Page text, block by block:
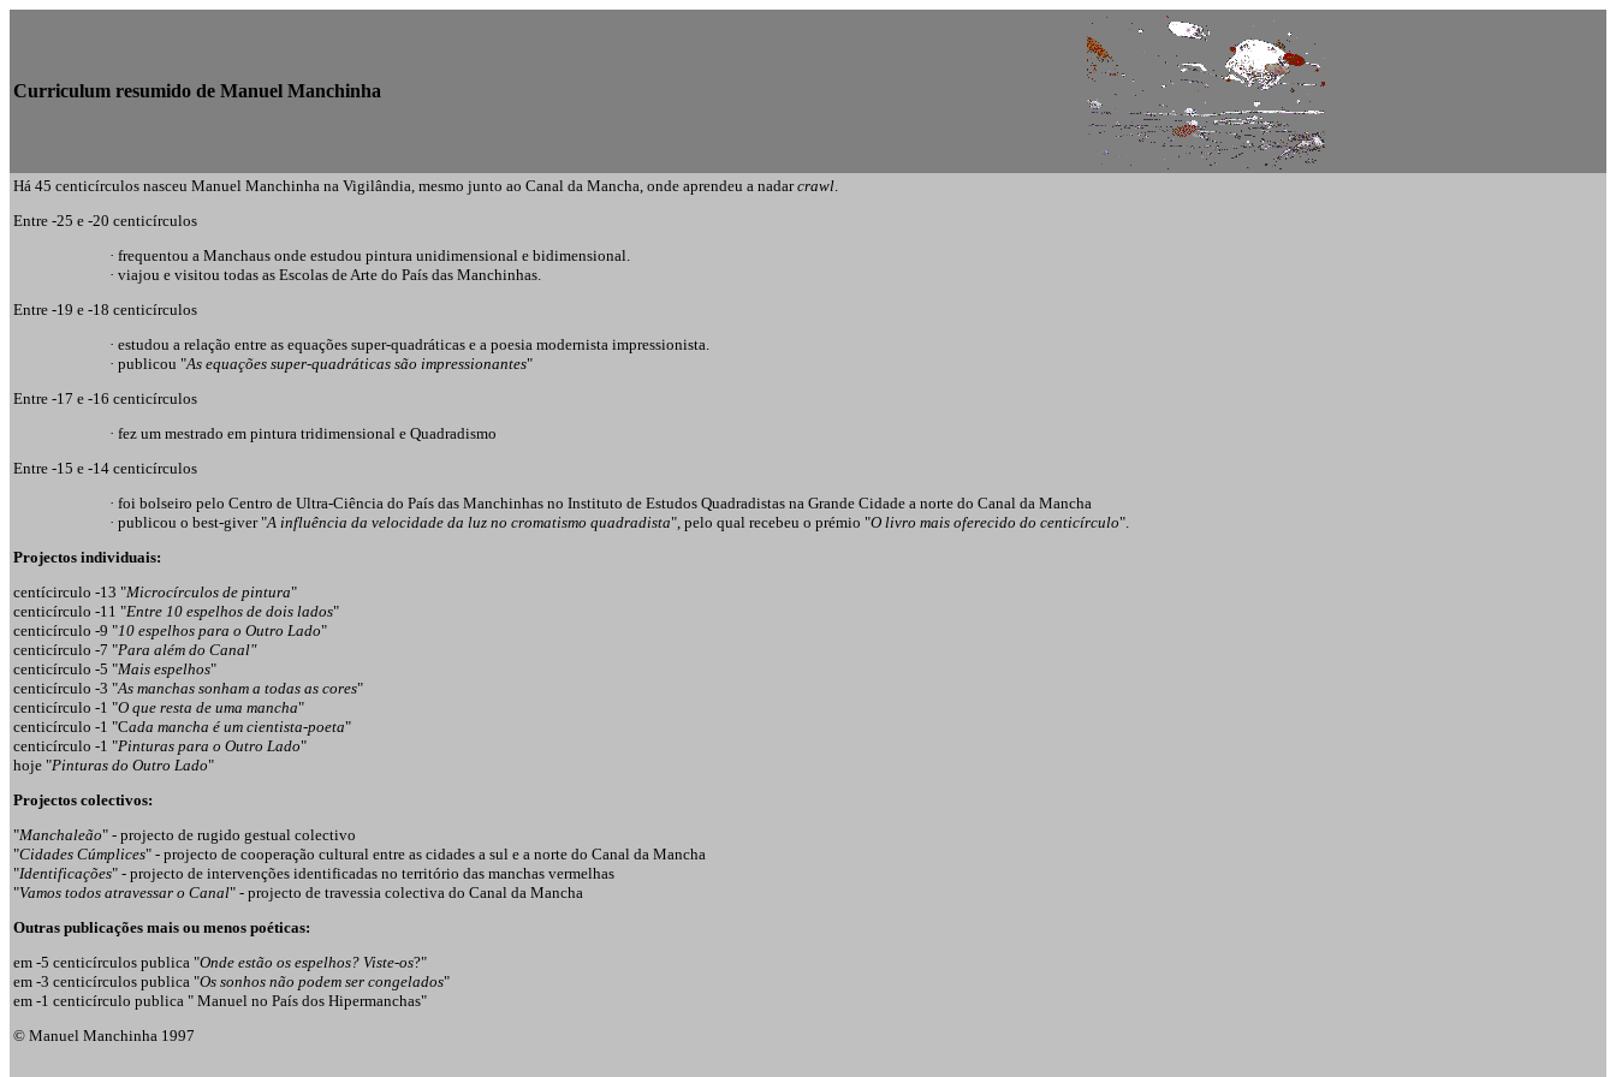
Curriculum resumido de Manuel Manchinha
Há 45 centicírculos nasceu Manuel Manchinha na Vigilândia, mesmo junto ao Canal da Mancha, onde aprendeu a nadarcrawl.
Entre -25 e -20 centicírculos
· frequentou a Manchaus onde estudou pintura unidimensional e bidimensional.
· viajou e visitou todas as Escolas de Arte do País das Manchinhas.
Entre -19 e -18 centicírculos
· estudou a relação entre as equações super-quadráticas e a poesia modernista impressionista.
· publicou "As equações super-quadráticas são impressionantes"
Entre -17 e -16 centicírculos
· fez um mestrado em pintura tridimensional e Quadradismo
Entre -15 e -14 centicírculos
· foi bolseiro pelo Centro de Ultra-Ciência do País das Manchinhas no Instituto de Estudos Quadradistas na Grande Cidade a norte do Canal da Mancha
· publicou o best-giver "A influência da velocidade da luz no cromatismo quadradista", pelo qual recebeu o prémio "O livro mais oferecido do centicírculo".
Projectos individuais:
centícirculo -13 "Microcírculos de pintura"
centicírculo -11 "Entre 10 espelhos de dois lados"
centicírculo -9 "10 espelhos para o Outro Lado"
centicírculo -7 "Para além do Canal"
centicírculo -5 "Mais espelhos"
centicírculo -3 "As manchas sonham a todas as cores"
centicírculo -1 "O que resta de uma mancha"
centicírculo -1 "Cada mancha é um cientista-poeta"
centicírculo -1 "Pinturas para o Outro Lado"
hoje "Pinturas do Outro Lado"
Projectos colectivos:
"Manchaleão" - projecto de rugido gestual colectivo
"Cidades Cúmplices" - projecto de cooperação cultural entre as cidades a sul e a norte do Canal da Mancha
"Identificações" - projecto de intervenções identificadas no território das manchas vermelhas
"Vamos todos atravessar o Canal" - projecto de travessia colectiva do Canal da Mancha
Outras publicações mais ou menos poéticas:
em -5 centicírculos publica "Onde estão os espelhos? Viste-os?"
em -3 centicírculos publica "Os sonhos não podem ser congelados"
em -1 centicírculo publica " Manuel no País dos Hipermanchas"
© Manuel Manchinha 1997